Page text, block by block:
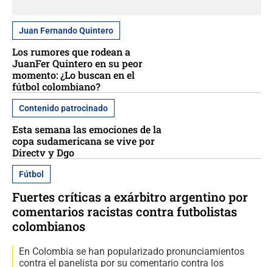
Juan Fernando Quintero
Los rumores que rodean a
JuanFer Quintero en su peor
momento: ¿Lo buscan en el
fútbol colombiano?
Contenido patrocinado
Esta semana las emociones de la
copa sudamericana se vive por
Directv y Dgo
Fútbol
Fuertes críticas a exárbitro argentino por
comentarios racistas contra futbolistas
colombianos
En Colombia se han popularizado pronunciamientos
contra el panelista por su comentario contra los